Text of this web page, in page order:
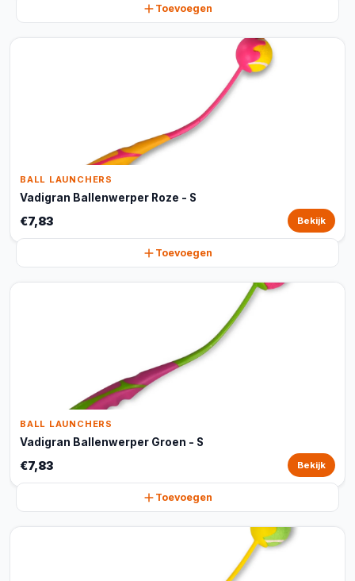
Toevoegen
BALL LAUNCHERS
Vadigran Ballenwerper Roze - S
€7,83 Bekijk
Toevoegen
BALL LAUNCHERS
Vadigran Ballenwerper Groen - S
€7,83 Bekijk
Toevoegen